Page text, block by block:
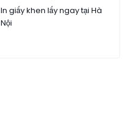
In giấy khen lấy ngay tại Hà
Nội